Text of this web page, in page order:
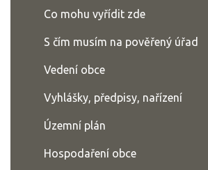
Co mohu vyřídit zde
S čím musím na pověřený úřad
Vedení obce
Vyhlášky, předpisy, nařízení
Územní plán
Hospodaření obce